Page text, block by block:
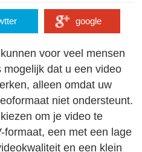
google
voor veel mensen
dat u een video
alleen omdat uw
niet ondersteunt.
om je video te
formaat, een met een lage
en een klein